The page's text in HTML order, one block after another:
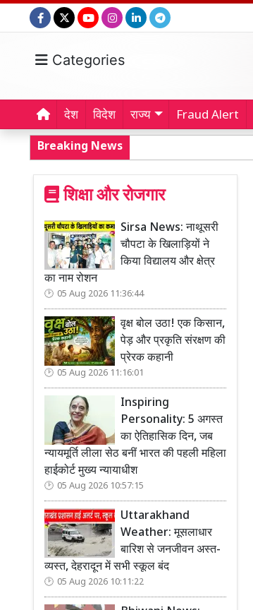
Categories
देश विदेश राज्य Fraud Alert
Breaking News
शिक्षा और रोजगार
Sirsa News: नाथूसरी
चौपटा के खिलाड़ियों ने
किया विद्यालय और क्षेत्र
का नाम रोशन
05 Aug 2026 11:36:44
वृक्ष बोल उठा! एक किसान,
पेड़ और प्रकृति संरक्षण की
प्रेरक कहानी
05 Aug 2026 11:16:01
Inspiring
Personality: 5 अगस्त
का ऐतिहासिक दिन, जब
न्यायमूर्ति लीला सेठ बनीं भारत की पहली महिला
हाईकोर्ट मुख्य न्यायाधीश
05 Aug 2026 10:57:15
Uttarakhand
Weather: मूसलाधार
बारिश से जनजीवन अस्त-
व्यस्त, देहरादून में सभी स्कूल बंद
05 Aug 2026 10:11:22